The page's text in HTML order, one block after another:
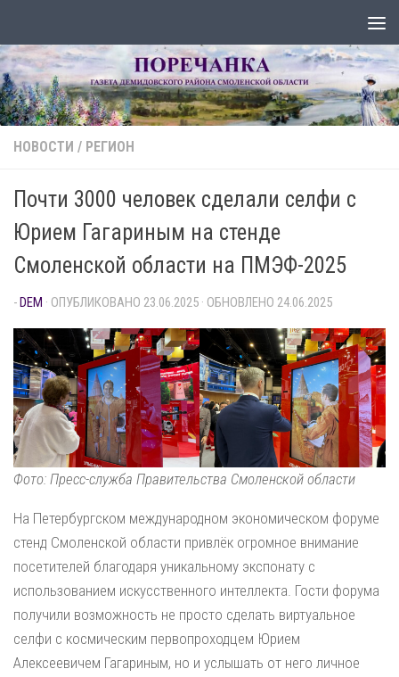
НОВОСТИ / РЕГИОН
Почти 3000 человек сделали селфи с
Юрием Гагариным на стенде
Смоленской области на ПМЭФ-2025
-DEM · ОПУБЛИКОВАНО 23.06.2025 · ОБНОВЛЕНО 24.06.2025
Фото: Пресс-служба Правительства Смоленской области
На Петербургском международном экономическом форуме
стенд Смоленской области привлёк огромное внимание
посетителей благодаря уникальному экспонату с
использованием искусственного интеллекта. Гости форума
получили возможность не просто сделать виртуальное
селфи с космическим первопроходцем Юрием
Алексеевичем Гагариным, но и услышать от него личное